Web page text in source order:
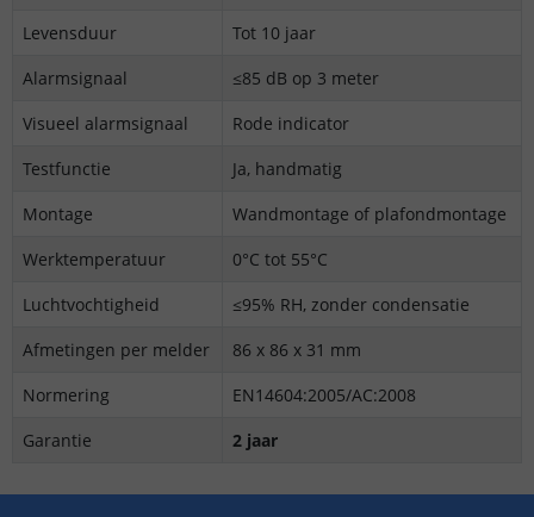
Levensduur
Tot 10 jaar
Alarmsignaal
≤85 dB op 3 meter
Visueel alarmsignaal
Rode indicator
Testfunctie
Ja, handmatig
Montage
Wandmontage of plafondmontage
Werktemperatuur
0°C tot 55°C
Luchtvochtigheid
≤95% RH, zonder condensatie
Afmetingen per melder
86 x 86 x 31 mm
Normering
EN14604:2005/AC:2008
Garantie
2 jaar